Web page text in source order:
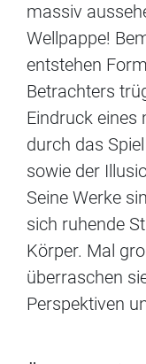
massiv
Wellpappe!
entstehen
Betrachters
Eindruck
durch das
sowie der
Seine Werke
sich ruhende
Körper. Mal
überraschen
Perspektiven